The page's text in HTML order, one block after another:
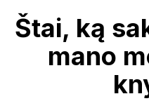
Štai, ką
mano